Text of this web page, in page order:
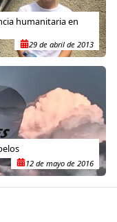
humanitaria en
29 de abril de 2013
12 de mayo de 2016